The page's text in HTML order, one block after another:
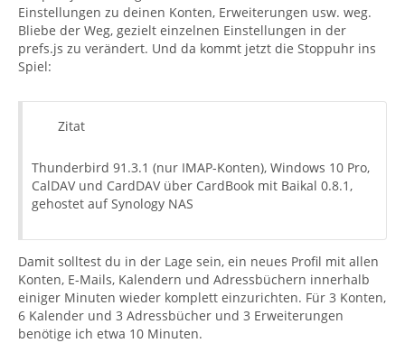
Einstellungen zu deinen Konten, Erweiterungen usw. weg.
Bliebe der Weg, gezielt einzelnen Einstellungen in der
prefs.js zu verändert. Und da kommt jetzt die Stoppuhr ins
Spiel:
Zitat
Thunderbird 91.3.1 (nur IMAP-Konten), Windows 10 Pro,
CalDAV und CardDAV über CardBook mit Baikal 0.8.1,
gehostet auf Synology NAS
Damit solltest du in der Lage sein, ein neues Profil mit allen
Konten, E-Mails, Kalendern und Adressbüchern innerhalb
einiger Minuten wieder komplett einzurichten. Für 3 Konten,
6 Kalender und 3 Adressbücher und 3 Erweiterungen
benötige ich etwa 10 Minuten.